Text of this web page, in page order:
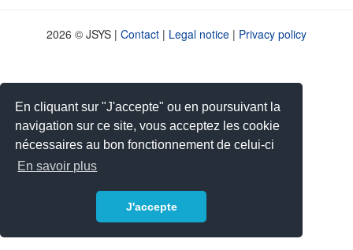
En cliquant sur "J'accepte" ou en poursuivant la
navigation sur ce site, vous acceptez les cookie
nécessaires au bon fonctionnement de celui-ci
En savoir plus
J'accepte
2026 © JSYS | Contact | Legal notice | Privacy policy